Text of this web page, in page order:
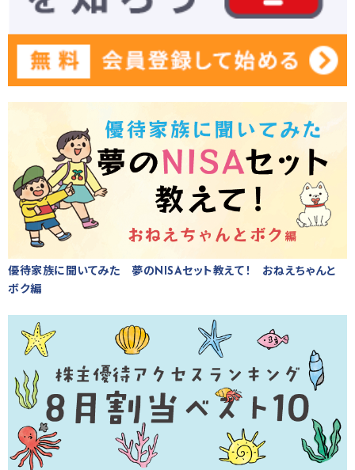
優待家族に聞いてみた 夢のNISAセット教えて！ おねえちゃんと
ボク編